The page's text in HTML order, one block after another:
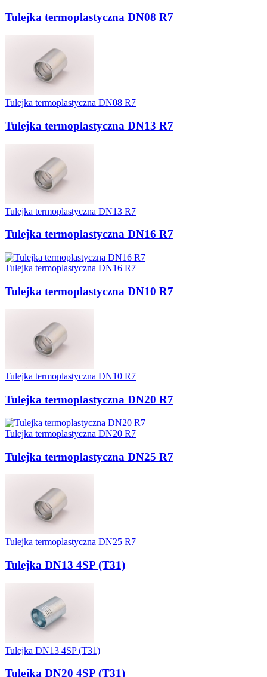
Tulejka termoplastyczna DN08 R7
Tulejka termoplastyczna DN08 R7
Tulejka termoplastyczna DN13 R7
Tulejka termoplastyczna DN13 R7
Tulejka termoplastyczna DN16 R7
Tulejka termoplastyczna DN16 R7
Tulejka termoplastyczna DN10 R7
Tulejka termoplastyczna DN10 R7
Tulejka termoplastyczna DN20 R7
Tulejka termoplastyczna DN20 R7
Tulejka termoplastyczna DN25 R7
Tulejka termoplastyczna DN25 R7
Tulejka DN13 4SP (T31)
Tulejka DN13 4SP (T31)
Tulejka DN20 4SP (T31)